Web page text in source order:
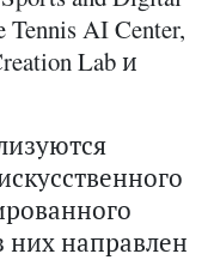
Tennis AI Center,
Lab и
них направлен